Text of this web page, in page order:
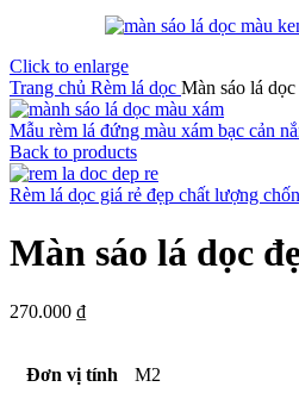
Click to enlarge
Trang chủ Rèm lá dọc Màn sáo lá
Mẫu rèm lá đứng màu xám bạc cản
Back to products
Rèm lá dọc giá rẻ đẹp chất lượng
Màn sáo lá dọc
270.000 ₫
Đơn vị tính M2